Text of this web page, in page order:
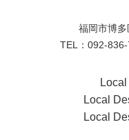
福岡市博
TEL：092-
Local
Local